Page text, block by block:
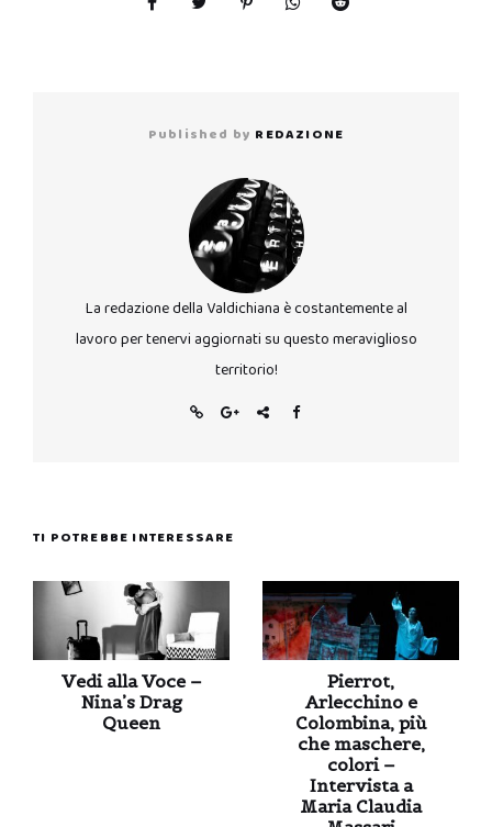
Published by REDAZIONE
La redazione della Valdichiana è costantemente al
lavoro per tenervi aggiornati su questo meraviglioso
territorio!
TI POTREBBE INTERESSARE
Vedi alla Voce –
Nina’s Drag
Queen
Pierrot,
Arlecchino e
Colombina, più
che maschere,
colori –
Intervista a
Maria Claudia